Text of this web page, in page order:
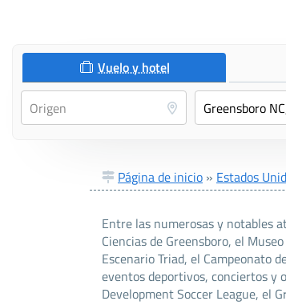
Vuelo y hotel
Página de inicio » Estados
Entre las numerosas y notables
Ciencias de Greensboro, el
Escenario Triad, el Campeonato
eventos deportivos, conciertos y
Development Soccer League, el